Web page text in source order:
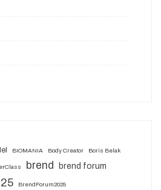
BIOMANIA Body Creator Boris Belak
brend brend forum
BrendForum2025